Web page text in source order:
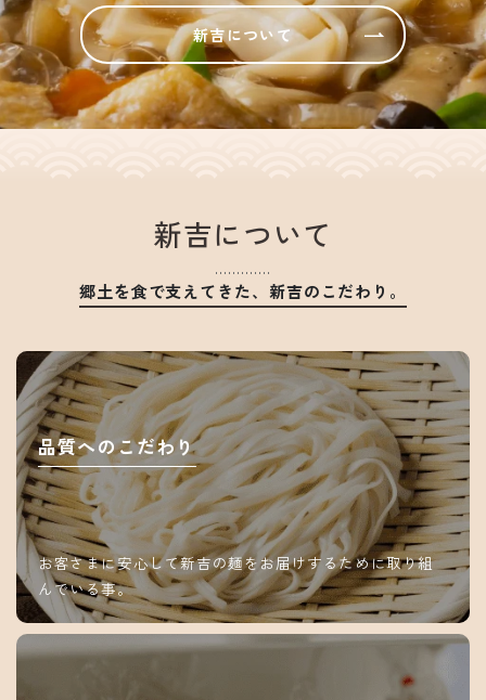
新吉について
新吉について
郷土を食で支えてきた、新吉のこだわり。
品質へのこだわり
お客さまに安心して新吉の麺をお届けするために取り組
んでいる事。